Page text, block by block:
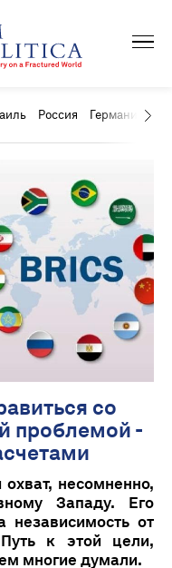
Россия Германия
со
проблемой -
несомненно,
Западу. Его
независимость от
к этой цели,
многие думали.